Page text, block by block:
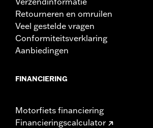
Retourneren en omruilen
Veel gestelde vragen
Conformiteitsverklaring
Aanbiedingen
FINANCIERING
Motorfiets financiering
Financieringscalculator